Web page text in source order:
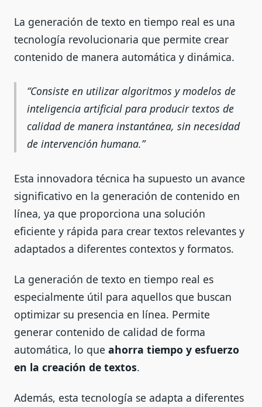
La generación de texto en tiempo real es una
tecnología revolucionaria que permite crear
contenido de manera automática y dinámica.
Consiste en utilizar algoritmos y modelos de
inteligencia artificial para producir textos de
calidad de manera instantánea, sin necesidad
de intervención humana.
Esta innovadora técnica ha supuesto un avance
significativo en la generación de contenido en
línea, ya que proporciona una solución
eficiente y rápida para crear textos relevantes y
adaptados a diferentes contextos y formatos.
La generación de texto en tiempo real es
especialmente útil para aquellos que buscan
optimizar su presencia en línea. Permite
generar contenido de calidad de forma
automática, lo que ahorra tiempo y esfuerzo
en la creación de textos.
Además, esta tecnología se adapta a diferentes